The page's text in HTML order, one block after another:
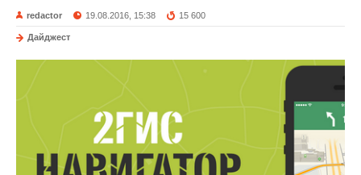
redactor 19.08.2016, 15:38 15 600
Дайджест